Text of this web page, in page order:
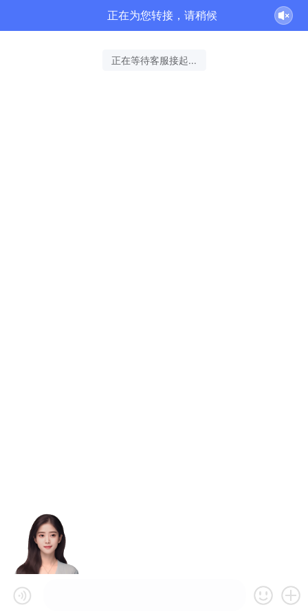
正在为您转接，请稍候
正在等待客服接起...